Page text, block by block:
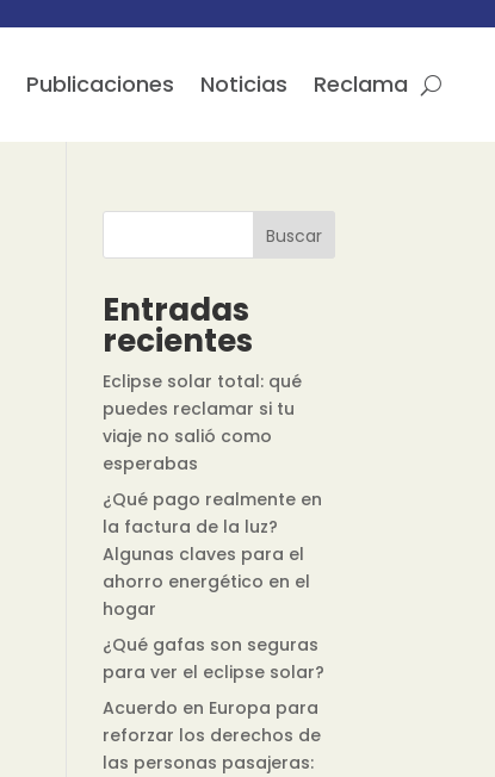
Publicaciones Noticias Reclama
Buscar
Entradas
recientes
Eclipse solar total: qué
puedes reclamar si tu
viaje no salió como
esperabas
¿Qué pago realmente en
la factura de la luz?
Algunas claves para el
ahorro energético en el
hogar
¿Qué gafas son seguras
para ver el eclipse solar?
Acuerdo en Europa para
reforzar los derechos de
las personas pasajeras: